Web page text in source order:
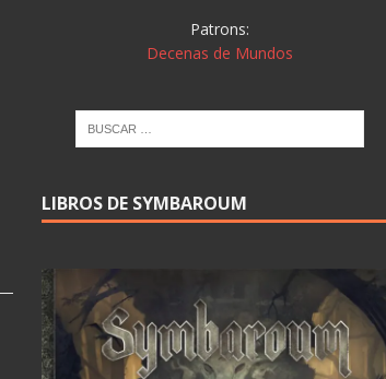
Patrons:
Decenas de Mundos
LIBROS DE SYMBAROUM